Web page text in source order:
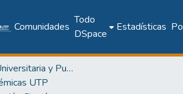
Comunidades
Todo
DSpace
Estadísticas
Editorial Universitaria y Publicaciones Seriadas
UTP